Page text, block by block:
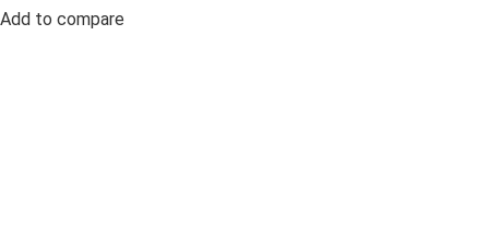
Add to compare